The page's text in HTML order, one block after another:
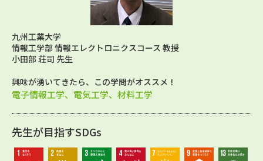
九州工業大学
情報工学部 情報エレクトロニクスコース 教授
小田部 荘司 先生
興味が湧いてきたら、この学問がオススメ！
電子情報工学、電気工学、材料工学
先生が目指すSDGs